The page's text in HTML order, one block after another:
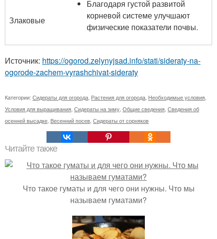
Злаковые
Благодаря густой развитой
корневой системе улучшают
физические показатели почвы.
Источник: https://ogorod.zelynyjsad.info/stati/sideraty-na-
ogorode-zachem-vyrashchivat-sideraty
Категории: Сидераты для огорода Растения для огорода Необходимые условия
Условия для выращивания Сидераты на зиму Общие сведения Сведения об
осенней высадке Весенний посев Сидераты от сорняков
Читайте также
Что такое гуматы и для чего они нужны. Что мы
называем гуматами?